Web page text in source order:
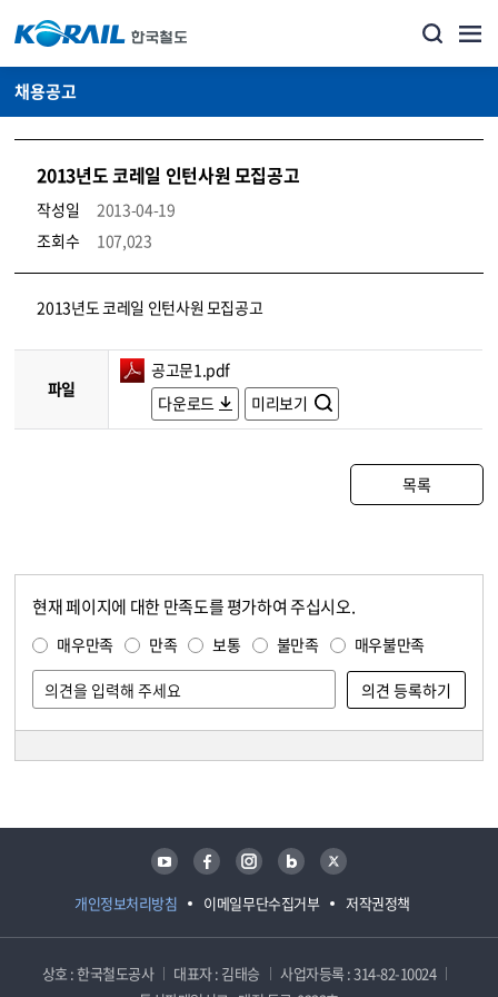
채용공고
2013년도 코레일 인턴사원 모집공고
작성일
2013-04-19
조회수
107,023
코레일소개_경영공시_채용공고 상세보기 – 내용, 파일, 담당자 연락처로 구성
2013년도 코레일 인턴사원 모집공고
파일
공고문1.pdf
다운로드
미리보기
목록
현재 페이지에 대한 만족도를 평가하여 주십시오.
매우만족 만족 보통 불만족 매우불만족
개인정보처리방침 이메일무단수집거부 저작권정책
유튜브 페이스북 인스타그램 블로그 트위터
상호 : 한국철도공사 대표자 : 김태승
사업자등록 : 314-82-10024